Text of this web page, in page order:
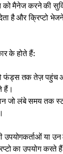
मैनेज करने की
है और क्रिप्टो
के होते हैं:
फंड्स तक तेज़ पहुंच
हैं।
जो लंबे समय तक
या उन
का उपयोग